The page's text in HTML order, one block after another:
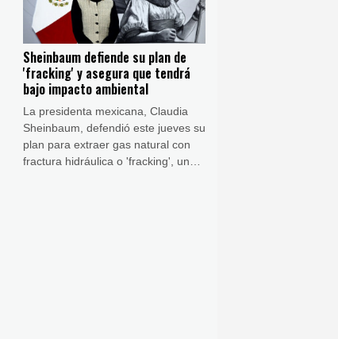
Sheinbaum defiende su plan de
'fracking' y asegura que tendrá
bajo impacto ambiental
La presidenta mexicana, Claudia
Sheinbaum, defendió este jueves su
plan para extraer gas natural con
fractura hidráulica o 'fracking', una